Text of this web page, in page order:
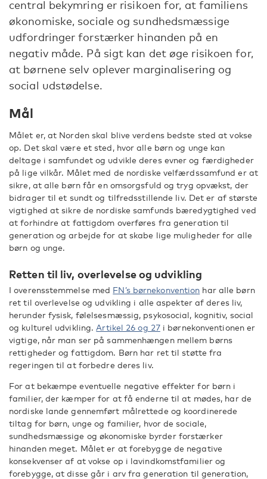
central bekymring er risikoen for, at familiens
økonomiske, sociale og sundhedsmæssige
udfordringer forstærker hinanden på en
negativ måde. På sigt kan det øge risikoen for,
at børnene selv oplever marginalisering og
social udstødelse.
Mål
Målet er, at Norden skal blive verdens bedste sted at vokse
op. Det skal være et sted, hvor alle børn og unge kan
deltage i samfundet og udvikle deres evner og færdigheder
på lige vilkår. Målet med de nordiske velfærdssamfund er at
sikre, at alle børn får en omsorgsfuld og tryg opvækst, der
bidrager til et sundt og tilfredsstillende liv. Det er af største
vigtighed at sikre de nordiske samfunds bæredygtighed ved
at forhindre at fattigdom overføres fra generation til
generation og arbejde for at skabe lige muligheder for alle
børn og unge.
Retten til liv, overlevelse og udvikling
I overensstemmelse med FN’s børnekonvention har alle børn
ret til overlevelse og udvikling i alle aspekter af deres liv,
herunder fysisk, følelsesmæssig, psykosocial, kognitiv, social
og kulturel udvikling.Artikel 26 og 27i børnekonventionen er
vigtige, når man ser på sammenhængen mellem børns
rettigheder og fattigdom. Børn har ret til støtte fra
regeringen til at forbedre deres liv.
For at bekæmpe eventuelle negative effekter for børn i
familier, der kæmper for at få enderne til at mødes, har de
nordiske lande gennemført målrettede og koordinerede
tiltag for børn, unge og familier, hvor de sociale,
sundhedsmæssige og økonomiske byrder forstærker
hinanden meget. Målet er at forebygge de negative
konsekvenser af at vokse op i lavindkomstfamilier og
forebygge, at disse går i arv fra generation til generation,